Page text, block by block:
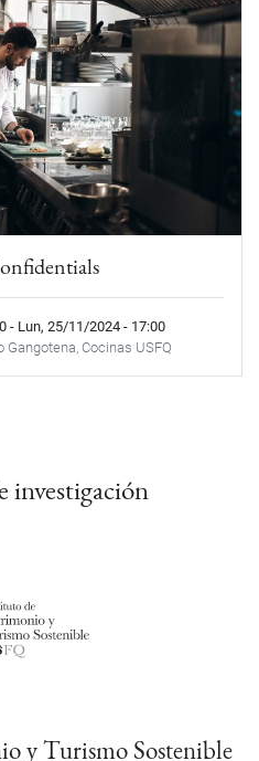
- Lun, 25/11/2024 - 17:00
Gangotena, Cocinas USFQ
investigación
y Turismo Sostenible